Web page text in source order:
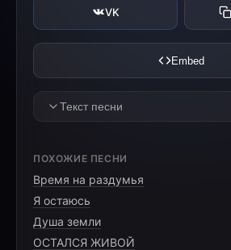
VK
Embed
Текст песни
Гистология, срезы и стёкла,
Анатомия, атлас в руках.
Ты сидишь со мною бок о бок,
ПОХОЖИЕ ПЕСНИ
Время на раздумья
Я остаюсь
Душа земли
ОСТАЛСЯ ЖИВОЙ